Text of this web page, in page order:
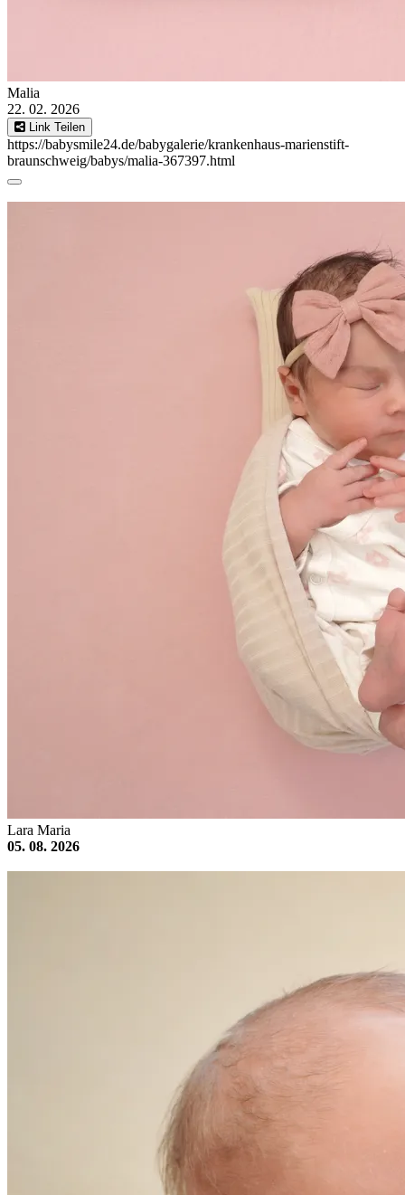
Malia
22. 02. 2026
Link Teilen
https://babysmile24.de/babygalerie/krankenhaus-marienstift-
braunschweig/babys/malia-367397.html
Lara Maria
05. 08. 2026